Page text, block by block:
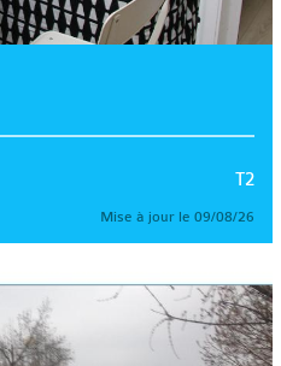
T2
Mise à jour le 09/08/26